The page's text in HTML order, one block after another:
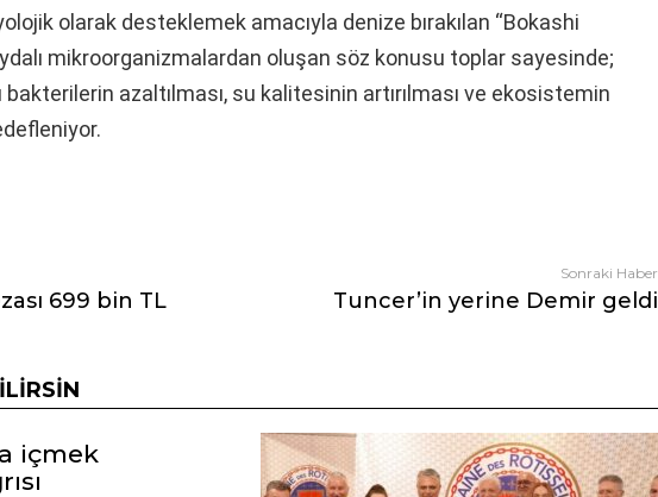
olarak desteklemek amacıyla denize bırakılan “Bokashi
mikroorganizmalardan oluşan söz konusu toplar sayesinde;
bakterilerin azaltılması, su kalitesinin artırılması ve ekosistemin
699 bin TL
Sonraki Haber
Tuncer’in yerine Demir geldi
içmek